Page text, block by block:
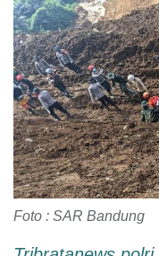
Foto : SAR Bandung